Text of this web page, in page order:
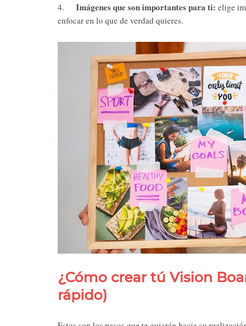
4. Imágenes que son importantes para ti: elige
enfocar en lo que de verdad quieres.
¿Cómo crear tú Vision
rápido)